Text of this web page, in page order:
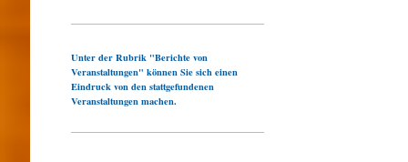
Unter der Rubrik "Berichte von
Veranstaltungen" können Sie sich einen
Eindruck von den stattgefundenen
Veranstaltungen machen.